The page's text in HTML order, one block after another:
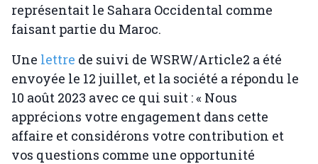
représentait le Sahara Occidental comme
faisant partie du Maroc.
Une lettre de suivi de WSRW/Article2 a été
envoyée le 12 juillet, et la société a répondu le
10 août 2023 avec ce qui suit : « Nous
apprécions votre engagement dans cette
affaire et considérons votre contribution et
vos questions comme une opportunité